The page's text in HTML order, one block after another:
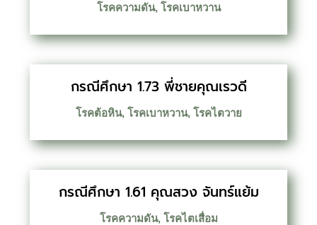
โรคความดัน, โรคเบาหวาน
กรณีศึกษา 1.73 พี่ชายคุณเรวดี
โรคต้อหิน, โรคเบาหวาน, โรคไตวาย
กรณีศึกษา 1.61 คุณสวง จันทร์แย้ม
โรคความดัน, โรคไตเสื่อม